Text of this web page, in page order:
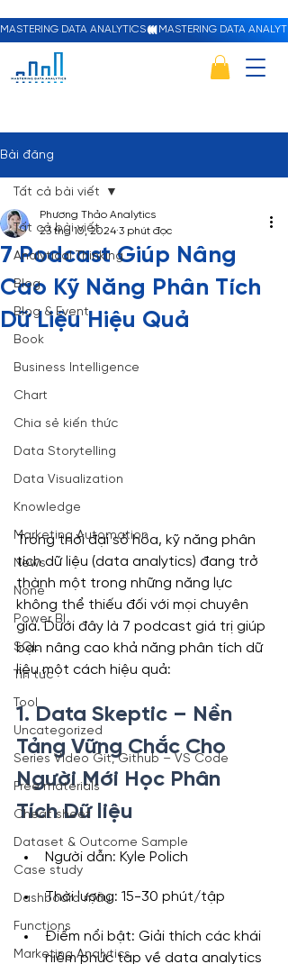
MASTERING DATA ANALYTICS
Bài đăng
Tất cả bài viết
Analytical Thinking
Blog
Blog & Event
Book
Business Intelligence
Chart
Chia sẻ kiến thức
Data Storytelling
Data Visualization
Knowledge
Marketing Automation
News
None
Power BI
SQL
Tin tức
Tool
Uncategorized
Series Video Git, Github – VS Code
Free materials
Cheat sheet
Dataset & Outcome Sample
Case study
Dashboard mẫu
Functions
Marketing Analytics
Tất cả bài viết
7 Podcast Giúp Nâng
Cao Kỹ Năng Phân Tích
Dữ Liệu Hiệu Quả
Phương Thảo Analytics
23 thg 10, 2024 3 phút đọc
Trong thời đại số hóa, kỹ năng phân
tích dữ liệu (data analytics) đang trở
thành một trong những năng lực
không thể thiếu đối với mọi chuyên
gia. Dưới đây là 7 podcast giá trị giúp
bạn nâng cao khả năng phân tích dữ
liệu một cách hiệu quả:
1. Data Skeptic – Nền
Tảng Vững Chắc Cho
Người Mới Học Phân
Tích Dữ liệu
Người dẫn: Kyle Polich
Thời lượng: 15-30 phút/tập
Điểm nổi bật: Giải thích các khái
niệm phức tạp về data analytics